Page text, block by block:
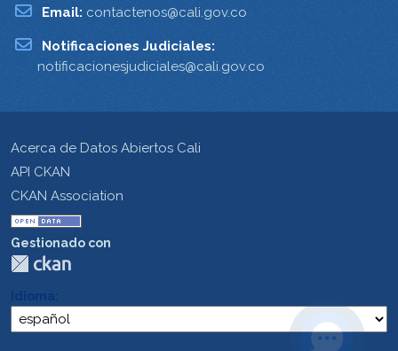
Email: contactenos@cali.gov.co
Notificaciones Judiciales:
notificacionesjudiciales@cali.gov.co
Acerca de Datos Abiertos Cali
API CKAN
CKAN Association
Gestionado con